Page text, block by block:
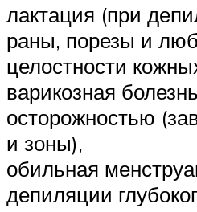
лактация (при
раны, порезы и
целостности
варикозная
осторожностью
и зоны),
обильная
депиляции